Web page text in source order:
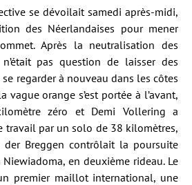
se dévoilait samedi après-midi,
des Néerlandaises pour mener
Après la neutralisation des
pas question de laisser des
regarder à nouveau dans les côtes
vague orange s’est portée à l’avant,
zéro et Demi Vollering a
travail par un solo de 38 kilomètres,
der Breggen contrôlait la poursuite
en deuxième rideau. Le
premier maillot international, une